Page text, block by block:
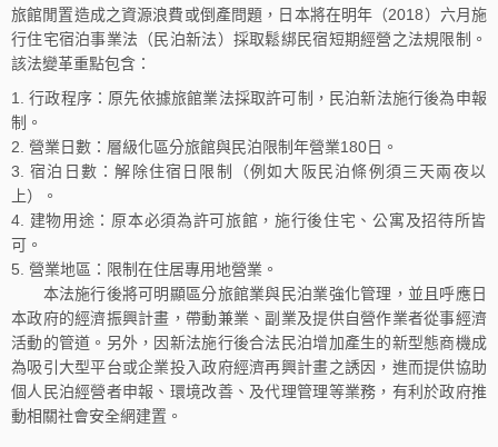
旅館閒置造成之資源浪費或倒產問題，日本將在明年（2018）六月施
行住宅宿泊事業法（民泊新法）採取鬆綁民宿短期經營之法規限制。
該法變革重點包含：
行政程序：原先依據旅館業法採取許可制，民泊新法施行後為申報
制。
營業日數：層級化區分旅館與民泊限制年營業180日。
宿泊日數：解除住宿日限制（例如大阪民泊條例須三天兩夜以
上）。
建物用途：原本必須為許可旅館，施行後住宅、公寓及招待所皆
可。
營業地區：限制在住居專用地營業。
本法施行後將可明顯區分旅館業與民泊業強化管理，並且呼應日
本政府的經濟振興計畫，帶動兼業、副業及提供自營作業者從事經濟
活動的管道。另外，因新法施行後合法民泊增加產生的新型態商機成
為吸引大型平台或企業投入政府經濟再興計畫之誘因，進而提供協助
個人民泊經營者申報、環境改善、及代理管理等業務，有利於政府推
動相關社會安全網建置。